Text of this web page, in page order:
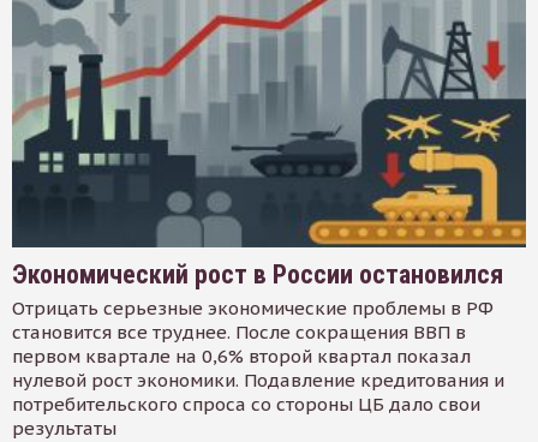
Экономический рост в России остановился
Отрицать серьезные экономические проблемы в РФ
становится все труднее. После сокращения ВВП в
первом квартале на 0,6% второй квартал показал
нулевой рост экономики. Подавление кредитования и
потребительского спроса со стороны ЦБ дало свои
результаты